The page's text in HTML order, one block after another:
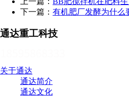
下一篇： 有机肥厂发酵为什么
通达重工科技
关于通达
通达简介
通达文化